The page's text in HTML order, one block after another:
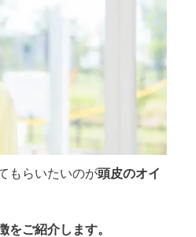
もらいたいのが頭皮のオイ
をご紹介します。